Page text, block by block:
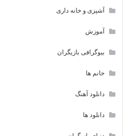
آشپزی و خانه داری
آموزش
بیوگرافی بازیگران
خانم ها
دانلود آهنگ
دانلود ها